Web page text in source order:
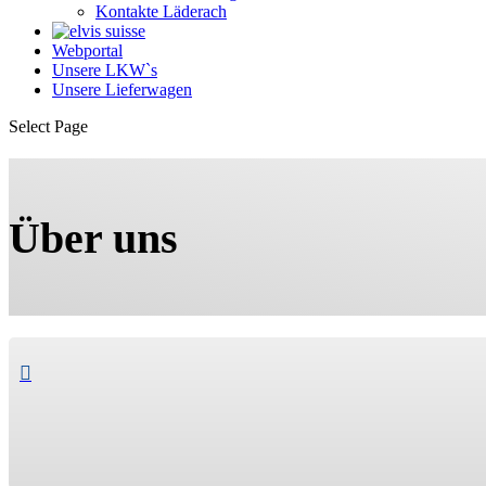
Kontakte Läderach
Webportal
Unsere LKW`s
Unsere Lieferwagen
Select Page
Über uns
